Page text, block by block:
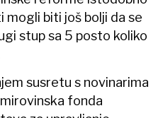
mogli biti još bolji da se
stup sa 5 posto koliko
susretu s novinarima
fonda